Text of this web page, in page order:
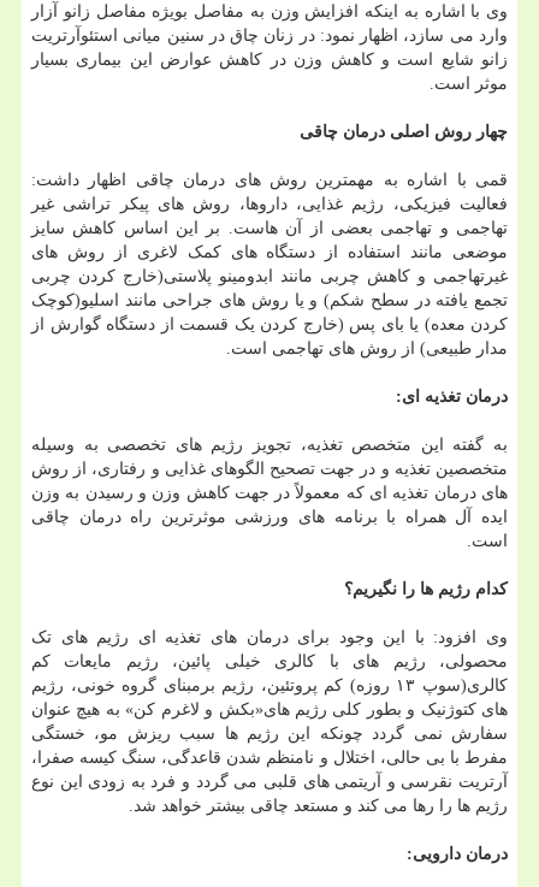
وی با اشاره به اینکه افزایش وزن به مفاصل بویژه مفاصل زانو آزار
وارد می سازد، اظهار نمود: در زنان چاق در سنین میانی استئوآرتریت
زانو شایع است و کاهش وزن در کاهش عوارض این بیماری بسیار
موثر است.
چهار روش اصلی درمان چاقی
قمی با اشاره به مهمترین روش های درمان چاقی اظهار داشت:
فعالیت فیزیکی، رژیم غذایی، داروها، روش های پیکر تراشی غیر
تهاجمی و تهاجمی بعضی از آن هاست. بر این اساس کاهش سایز
موضعی مانند استفاده از دستگاه های کمک لاغری از روش های
غیرتهاجمی و کاهش چربی مانند ابدومینو پلاستی(خارج کردن چربی
تجمع یافته در سطح شکم) و یا روش های جراحی مانند اسلیو(کوچک
کردن معده) یا بای پس (خارج کردن یک قسمت از دستگاه گوارش از
مدار طبیعی) از روش های تهاجمی است.
درمان تغذیه ای:
به گفته این متخصص تغذیه، تجویز رژیم های تخصصی به وسیله
متخصصین تغذیه و در جهت تصحیح الگوهای غذایی و رفتاری، از روش
های درمان تغذیه ای که معمولاً در جهت کاهش وزن و رسیدن به وزن
ایده آل همراه با برنامه های ورزشی موثرترین راه درمان چاقی
است.
کدام رژیم ها را نگیریم؟
وی افزود: با این وجود برای درمان های تغذیه ای رژیم های تک
محصولی، رژیم های با کالری خیلی پائین، رژیم مایعات کم
کالری(سوپ ۱۳ روزه) کم پروتئین، رژیم برمبنای گروه خونی، رژیم
های کتوژنیک و بطور کلی رژیم های«بکش و لاغرم کن» به هیچ عنوان
سفارش نمی گردد چونکه این رژیم ها سبب ریزش مو، خستگی
مفرط با بی حالی، اختلال و نامنظم شدن قاعدگی، سنگ کیسه صفرا،
آرتریت نقرسی و آریتمی های قلبی می گردد و فرد به زودی این نوع
رژیم ها را رها می کند و مستعد چاقی بیشتر خواهد شد.
درمان دارویی: